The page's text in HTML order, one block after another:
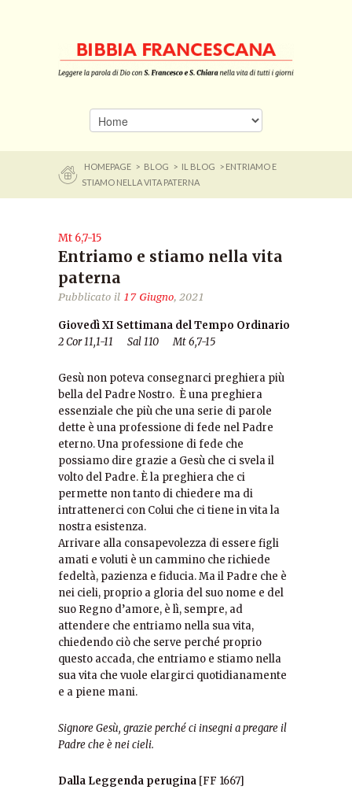
HOMEPAGE > BLOG > IL BLOG
> ENTRIAMO E
STIAMO NELLA VITA PATERNA
Mt 6,7-15
Entriamo e stiamo nella vita
paterna
Pubblicato il 17 Giugno, 2021
Giovedì XI Settimana del Tempo Ordinario
2 Cor 11,1-11 Sal 110 Mt 6,7-15
Gesù non poteva consegnarci preghiera più
bella del Padre Nostro. È una preghiera
essenziale che più che una serie di parole
dette è una professione di fede nel Padre
eterno. Una professione di fede che
possiamo dire grazie a Gesù che ci svela il
volto del Padre. È la preghiera che ci
permette non tanto di chiedere ma di
intrattenerci con Colui che ci tiene in vita la
nostra esistenza.
Arrivare alla consapevolezza di essere figli
amati e voluti è un cammino che richiede
fedeltà, pazienza e fiducia. Ma il Padre che è
nei cieli, proprio a gloria del suo nome e del
suo Regno d’amore, è lì, sempre, ad
attendere che entriamo nella sua vita,
chiedendo ciò che serve perché proprio
questo accada, che entriamo e stiamo nella
sua vita che vuole elargirci quotidianamente
e a piene mani.
Signore Gesù, grazie perché ci insegni a pregare il
Padre che è nei cieli.
Dalla Leggenda perugina [FF 1667]